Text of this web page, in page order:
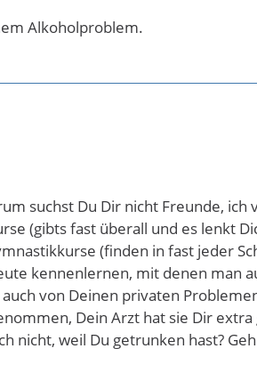
Alkoholproblem.
suchst Du Dir nicht Freunde, ich
(gibts fast überall und es lenkt
(finden in fast jeder
kennenlernen, mit denen man
von Deinen privaten
Dein Arzt hat sie Dir extra
nicht, weil Du getrunken hast?